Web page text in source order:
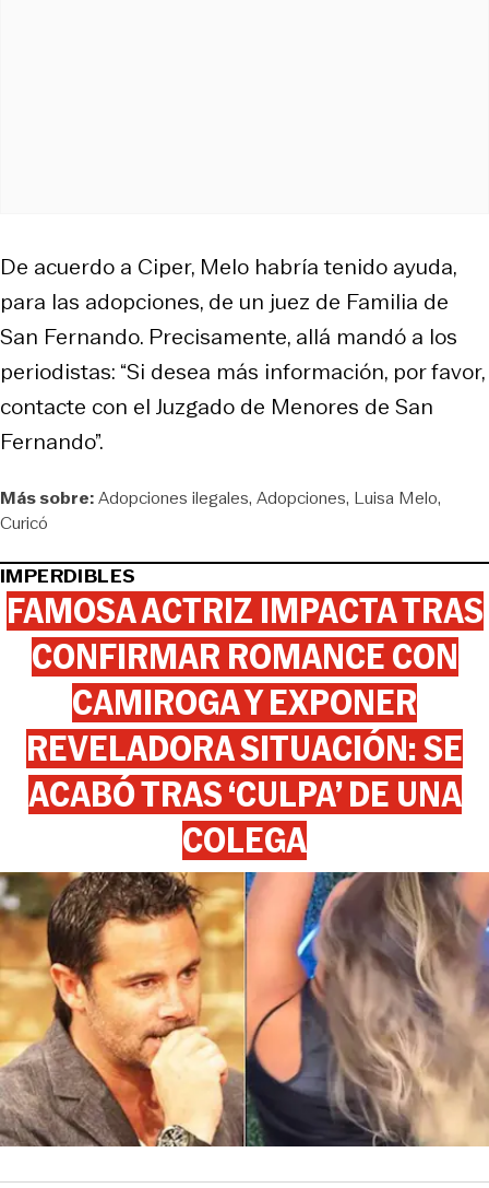
De acuerdo a Ciper, Melo habría tenido ayuda,
para las adopciones, de un juez de Familia de
San Fernando. Precisamente, allá mandó a los
periodistas: “Si desea más información, por favor,
contacte con el Juzgado de Menores de San
Fernando”.
Más sobre:Adopciones ilegales Adopciones Luisa Melo
Curicó
IMPERDIBLES
FAMOSA ACTRIZ IMPACTA TRAS
CONFIRMAR ROMANCE CON
CAMIROGA Y EXPONER
REVELADORA SITUACIÓN: SE
ACABÓ TRAS ‘CULPA’ DE UNA
COLEGA